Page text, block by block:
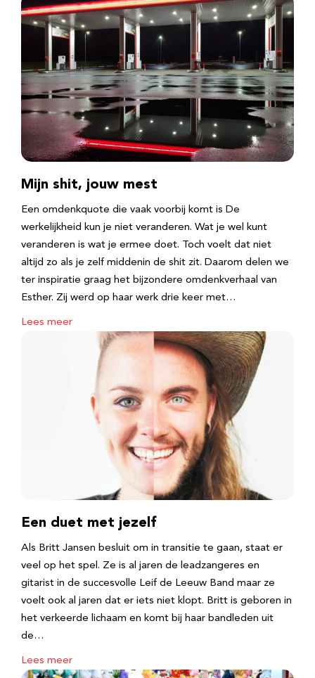
Mijn shit, jouw mest
Een omdenkquote die vaak voorbij komt is De
werkelijkheid kun je niet veranderen. Wat je wel kunt
veranderen is wat je ermee doet. Toch voelt dat niet
altijd zo als je zelf middenin de shit zit. Daarom delen we
ter inspiratie graag het bijzondere omdenkverhaal van
Esther. Zij werd op haar werk drie keer met…
Lees meer
Een duet met jezelf
Als Britt Jansen besluit om in transitie te gaan, staat er
veel op het spel. Ze is al jaren de leadzangeres en
gitarist in de succesvolle Leif de Leeuw Band maar ze
voelt ook al jaren dat er iets niet klopt. Britt is geboren in
het verkeerde lichaam en komt bij haar bandleden uit
de…
Lees meer